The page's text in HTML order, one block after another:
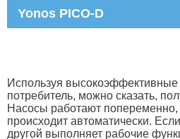
Yonos PICO-D
Используя
потребитель, можно сказать,
Насосы работают
происходит автоматически.
другой выполняет рабочие